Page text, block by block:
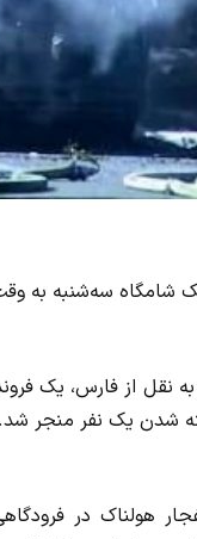
شامگاه سه‌شنبه به
نقل از فارس، یک
شدن یک نفر منجر شد.